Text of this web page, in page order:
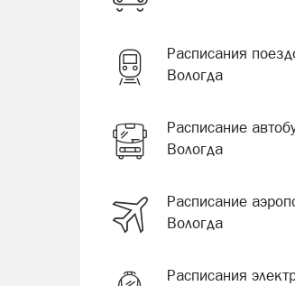
Расписания
Вологда
Расписание
Вологда
Расписание
Вологда
Расписания